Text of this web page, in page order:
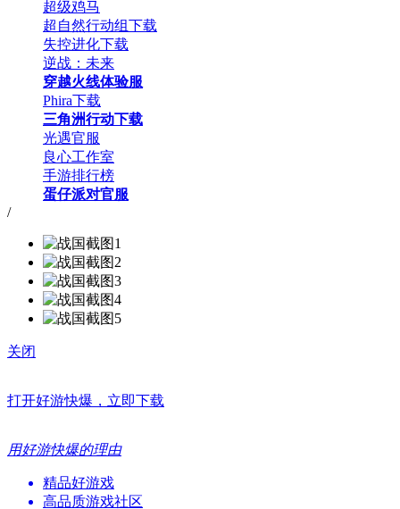
超级鸡马
超自然行动组下载
失控进化下载
逆战：未来
穿越火线体验服
Phira下载
三角洲行动下载
光遇官服
良心工作室
手游排行榜
蛋仔派对官服
/
关闭
打开好游快爆，立即下载
用好游快爆的理由
精品好游戏
高品质游戏社区